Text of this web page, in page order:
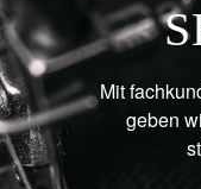
Mit
geben